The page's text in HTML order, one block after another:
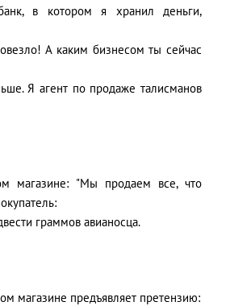
в котором я хранил деньги,
А каким бизнесом ты сейчас
Я агент по продаже талисманов
магазине: "Мы продаем все, что
граммов авианосца.
магазине предъявляет претензию: